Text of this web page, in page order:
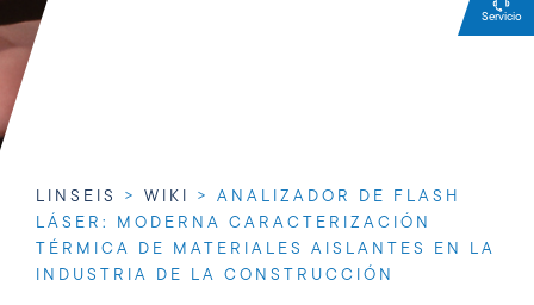
LINSEIS > WIKI > ANALIZADOR DE FLASH
LÁSER: MODERNA CARACTERIZACIÓN
TÉRMICA DE MATERIALES AISLANTES EN LA
INDUSTRIA DE LA CONSTRUCCIÓN
Servicio